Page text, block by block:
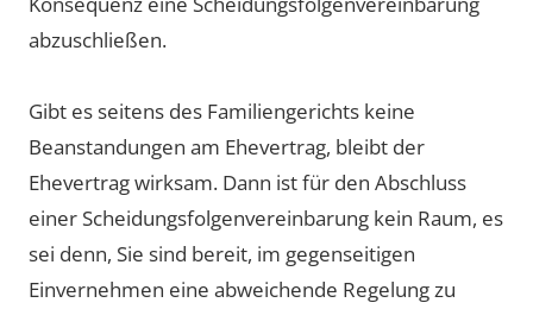
abzuschließen.
Gibt es seitens des Familiengerichts keine
Beanstandungen am Ehevertrag, bleibt der
Ehevertrag wirksam. Dann ist für den Abschluss
einer Scheidungsfolgenvereinbarung kein Raum, es
sei denn, Sie sind bereit, im gegenseitigen
Einvernehmen eine abweichende Regelung zu